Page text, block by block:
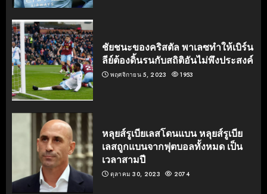
ชัยชนะของคริสตัล พาเลซทำให้เบิร์น
ลีย์ต้องดิ้นรนกับสถิติอันไม่พึงประสงค์
พฤศจิกายน 5, 2023 1953
หลุยส์รูเบียเลสโดนแบน หลุยส์รูเบีย
เลสถูกแบนจากฟุตบอลทั้งหมด เป็น
เวลาสามปี
ตุลาคม 30, 2023 2074